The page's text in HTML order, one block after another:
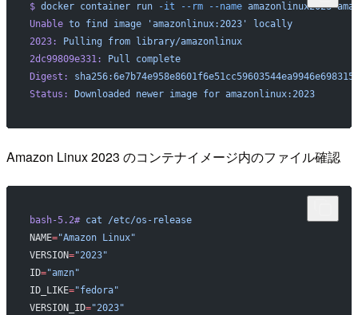
$ docker container run -it --rm --name amazonlinux2023
Unable to find image 'amazonlinux:2023'
locally
2023:
Pulling from library/amazonlinux
2dc99809e331:
Pull complete
Digest:
Status:
Downloaded newer image for amazonlinux:2023
Amazon Linux 2023 のコンテナイメージ内のファイル確認
bash-5.2# cat /etc/os-release
NAME="Amazon Linux"
VERSION="2023"
ID="amzn"
ID_LIKE="fedora"
VERSION_ID="2023"